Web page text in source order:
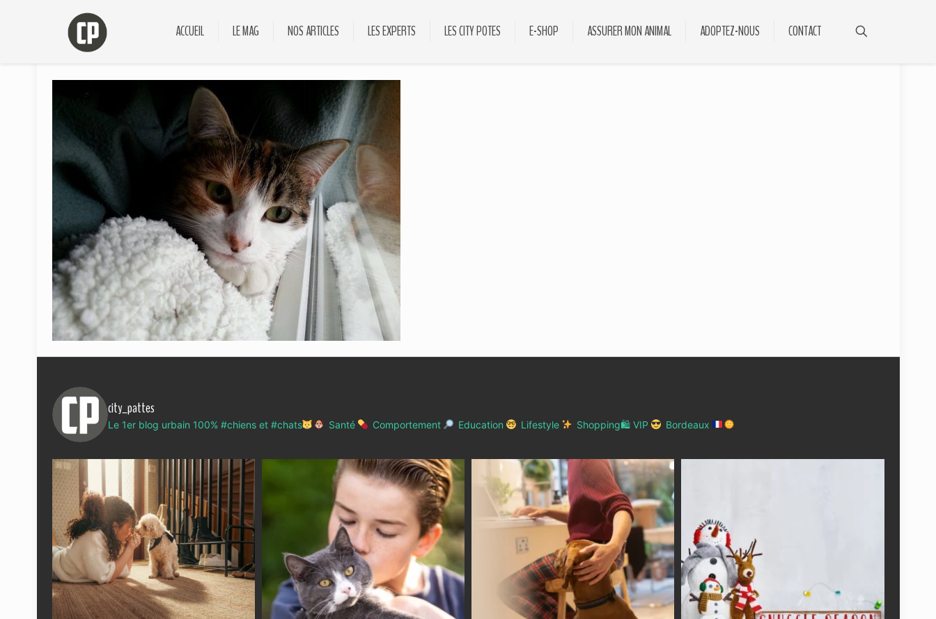
ACCUEIL LE MAG NOS ARTICLES LES EXPERTS LES CITY POTES E-SHOP ASSURER MON ANIMAL ADOPTEZ-NOUS CONTACT
city_pattes
Le 1er blog urbain 100% #chiens et #chats Santé Comportement Education Lifestyle Shopping🛍 VIP Bordeaux